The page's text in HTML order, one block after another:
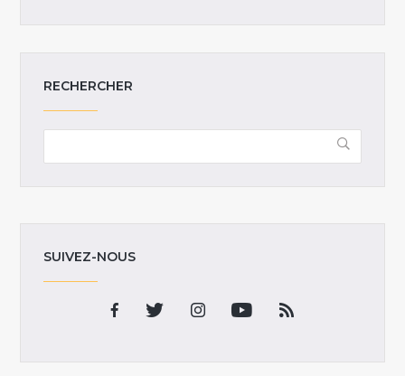
RECHERCHER
SUIVEZ-NOUS